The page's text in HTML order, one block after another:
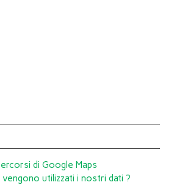
di Google Maps
vengono utilizzati i nostri dati ?